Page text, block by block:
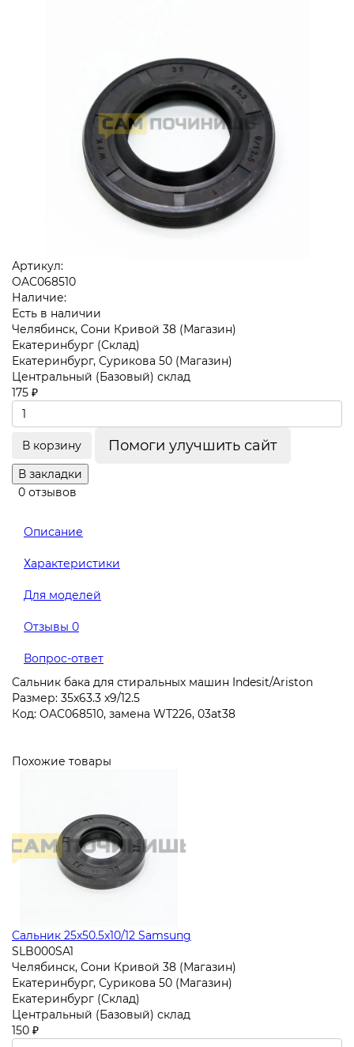
Артикул:
OAC068510
Наличие:
Есть в наличии
Челябинск, Сони Кривой 38 (Магазин)
Екатеринбург (Склад)
Екатеринбург, Сурикова 50 (Магазин)
Центральный (Базовый) склад
175 ₽
В корзину Помоги улучшить сайт
В закладки
0 отзывов
Описание
Характеристики
Для моделей
Отзывы 0
Вопрос-ответ
Сальник бака для стиральных машин Indesit/Ariston
Размер: 35x63.3 x9/12.5
Код: OAC068510, замена WT226, 03at38
Похожие товары
Сальник 25x50.5x10/12 Samsung
SLB000SA1
Челябинск, Сони Кривой 38 (Магазин)
Екатеринбург, Сурикова 50 (Магазин)
Екатеринбург (Склад)
Центральный (Базовый) склад
150 ₽